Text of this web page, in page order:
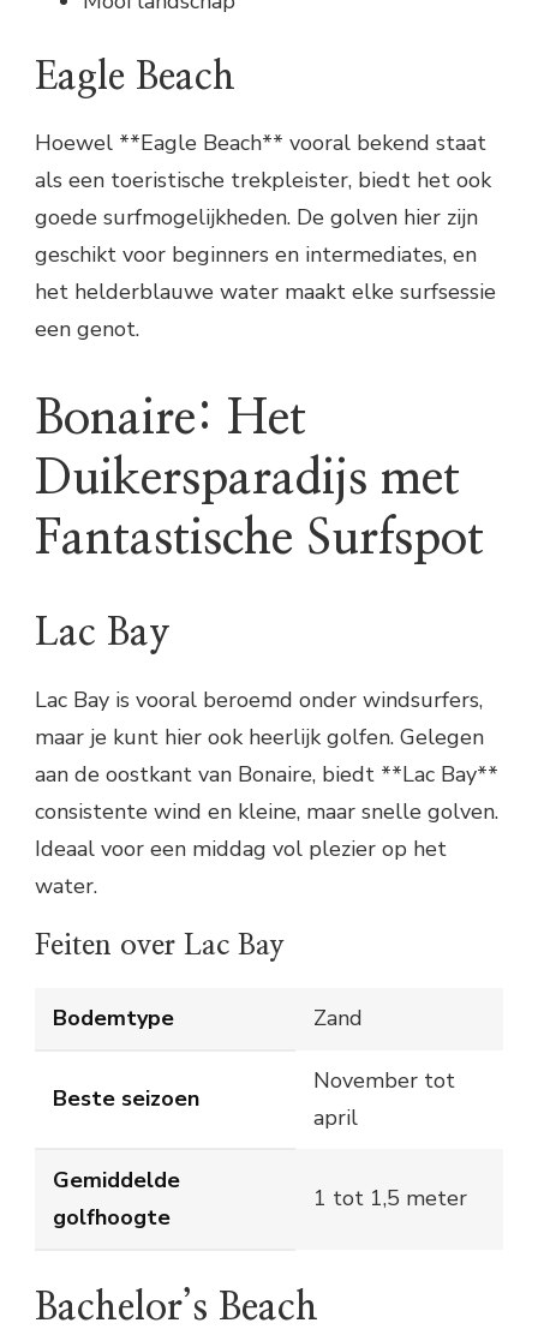
Eagle Beach
Hoewel **Eagle Beach** vooral bekend staat
als een toeristische trekpleister, biedt het ook
goede surfmogelijkheden. De golven hier zijn
geschikt voor beginners en intermediates, en
het helderblauwe water maakt elke surfsessie
een genot.
Bonaire: Het
Duikersparadijs met
Fantastische Surfspot
Lac Bay
Lac Bay is vooral beroemd onder windsurfers,
maar je kunt hier ook heerlijk golfen. Gelegen
aan de oostkant van Bonaire, biedt **Lac Bay**
consistente wind en kleine, maar snelle golven.
Ideaal voor een middag vol plezier op het
water.
Feiten over Lac Bay
Bodemtype Zand
Beste seizoen
November tot
april
Gemiddelde
golfhoogte
1 tot 1,5 meter
Bachelor’s Beach